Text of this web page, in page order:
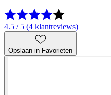
4.5 / 5 (4 klantreviews)
Opslaan in Favorieten